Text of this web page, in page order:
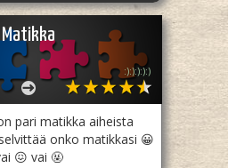
Matikka
:):):):):)
pari matikka aiheista
onko matikkasi 😀
😖 vai 🤬